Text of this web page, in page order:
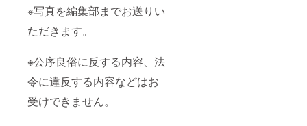
※写真を編集部までお送りい
ただきます。
※公序良俗に反する内容、法
令に違反する内容などはお
受けできません。